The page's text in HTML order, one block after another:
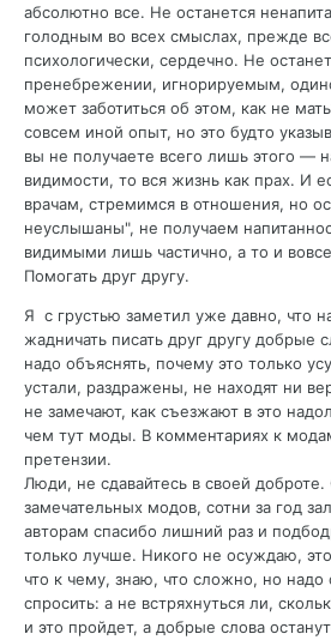
абсолютно все. Не останется
голодным во всех смыслах, прежде
психологически, сердечно. Не
пренебрежении, игнорируемым,
может заботиться об этом, как не
совсем иной опыт, но это будто
вы не получаете всего лишь этого —
видимости, то вся жизнь как прах. И
врачам, стремимся в отношения, но
неуслышаны", не получаем
видимыми лишь частично, а то и
Помогать друг другу.
Я с грустью заметил уже давно, что
жадничать писать друг другу добрые
надо объяснять, почему это только
устали, раздражены, не находят ни
не замечают, как съезжают в это
чем тут моды. В комментариях к
претензии.
Люди, не сдавайтесь в своей доброте.
замечательных модов, сотни за год
авторам спасибо лишний раз и
только лучше. Никого не осуждаю,
что к чему, знаю, что сложно, но надо
спросить: а не встряхнуться ли,
и это пройдет, а добрые слова